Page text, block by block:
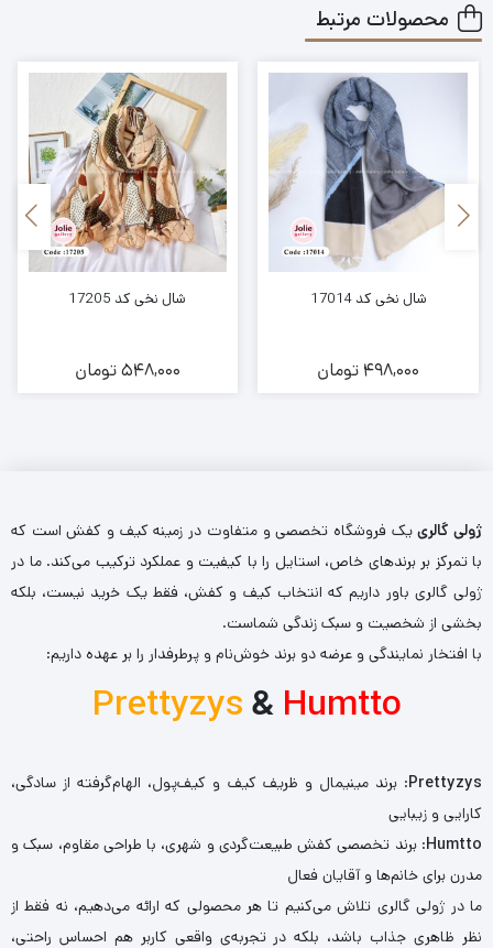
محصولات مرتبط
شال نخی کد 17014
498,000 تومان
شال نخی کد 17205
548,000تومان
ژولی گالرییک فروشگاه تخصصی و متفاوت در زمینه کیف و کفش است که
با تمرکز بر برندهای خاص، استایل را با کیفیت و عملکرد ترکیب می‌کند. ما در
ژولی گالری باور داریم که انتخاب کیف و کفش، فقط یک خرید نیست، بلکه
بخشی از شخصیت و سبک زندگی شماست.
با افتخار نمایندگی و عرضه دو برند خوش‌نام و پرطرفدار را بر عهده داریم:
Prettyzys& Humtto
Prettyzys: برند مینیمال و ظریف کیف و کیف‌پول، الهام‌گرفته از سادگی،
کارایی و زیبایی
Humtto: برند تخصصی کفش طبیعت‌گردی و شهری، با طراحی مقاوم، سبک و
مدرن برای خانم‌ها و آقایان فعال
ما در ژولی گالری تلاش می‌کنیم تا هر محصولی که ارائه می‌دهیم، نه فقط از
نظر ظاهری جذاب باشد، بلکه در تجربه‌ی واقعی کاربر هم احساس راحتی،